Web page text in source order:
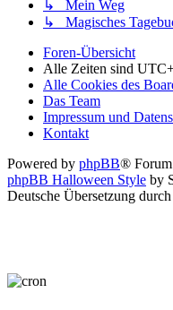
↳ Mein Weg
↳ Magisches
Foren-Übersicht
Alle Zeiten sind
Alle Cookies des
Das Team
Impressum und
Kontakt
Powered by phpBB®
phpBB Halloween Style by
Deutsche Übersetzung durch